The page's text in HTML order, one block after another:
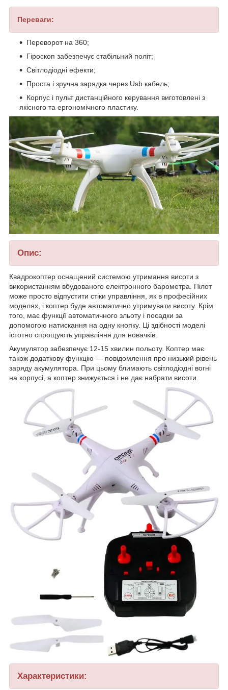
Переваги:
Переворот на 360;
Гіроскоп забезпечує стабільний політ;
Світлодіодні ефекти;
Проста і зручна зарядка через Usb кабель;
Корпус і пульт дистанційного керування виготовлені з
якісного та ергономічного пластику.
Опис:
Квадрокоптер оснащений системою утримання висоти з
використанням вбудованого електронного барометра. Пілот
може просто відпустити стіки управління, як в професійних
моделях, і коптер буде автоматично утримувати висоту. Крім
того, має функції автоматичного зльоту і посадки за
допомогою натискання на одну кнопку. Ці здібності моделі
істотно спрощують управління для новачків.
Акумулятор забезпечує 12-15 хвилин польоту. Коптер має
також додаткову функцію — повідомлення про низький рівень
заряду акумулятора. При цьому блимають світлодіодні вогні
на корпусі, а коптер знижується і не дає набрати висоти.
Характеристики: